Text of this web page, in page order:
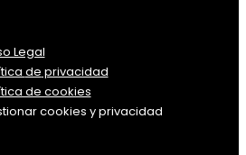
Legal
de privacidad
de cookies
cookies y privacidad